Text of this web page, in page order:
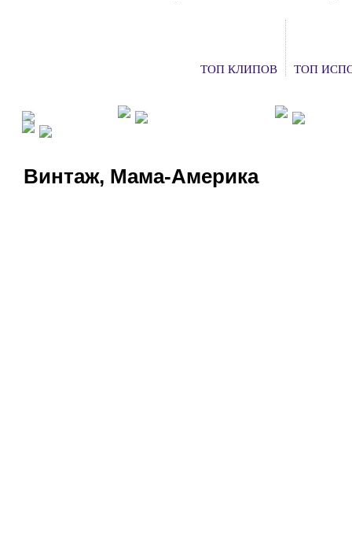
ТОП КЛИПОВ ТОП
Винтаж, Мама-Америка